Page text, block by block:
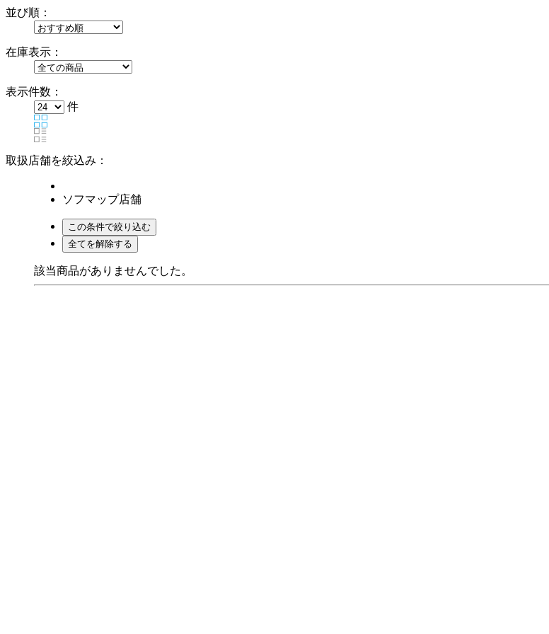
並び順：
在庫表示：
表示件数：
件
取扱店舗を絞込み：
ソフマップ店舗
該当商品がありませんでした。